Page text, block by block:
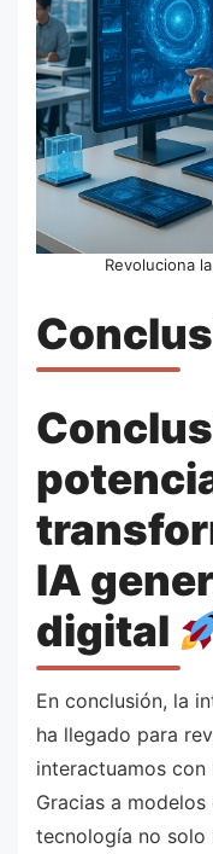
Revoluciona
IA
digital
En conclusión, la
ha llegado para
interactuamos
Gracias a modelos
tecnología no